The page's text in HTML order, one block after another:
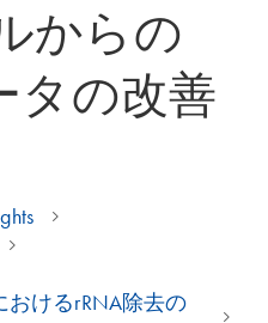
からの
タの改善
けるrRNA除去の